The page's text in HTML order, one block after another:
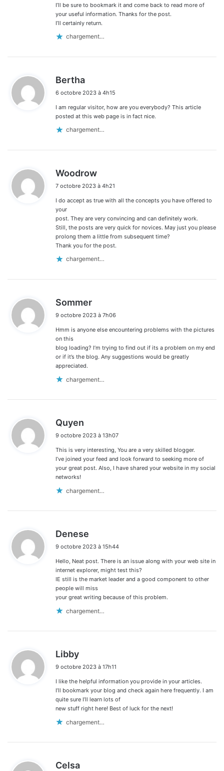
I’ll be sure to bookmark it and come back to read more of
your useful information. Thanks for the post.
I’ll certainly return.
chargement…
Bertha
t
:
6 octobre 2023 à 4h15
I am regular visitor, how are you everybody? This article
posted at this web page is in fact nice.
chargement…
Woodrow
t
7 octobre 2023 à 4h21
I do accept as true with all the concepts you have offered to
your
post. They are very convincing and can definitely work.
Still, the posts are very quick for novices. May just you please
prolong them a little from subsequent time?
Thank you for the post.
chargement…
Sommer
t
9 octobre 2023 à 7h06
Hmm is anyone else encountering problems with the pictures
on this
blog loading? I’m trying to find out if its a problem on my end
or if it’s the blog. Any suggestions would be greatly
appreciated.
chargement…
Quyen
t
:
9 octobre 2023 à 13h07
This is very interesting, You are a very skilled blogger.
I’ve joined your feed and look forward to seeking more of
your great post. Also, I have shared your website in my social
networks!
chargement…
Denese
t
:
9 octobre 2023 à 15h44
Hello, Neat post. There is an issue along with your web site in
internet explorer, might test this?
IE still is the market leader and a good component to other
people will miss
your great writing because of this problem.
chargement…
Libby
t
:
9 octobre 2023 à 17h11
I like the helpful information you provide in your articles.
I’ll bookmark your blog and check again here frequently. I am
quite sure I’ll learn lots of
new stuff right here! Best of luck for the next!
chargement…
Celsa